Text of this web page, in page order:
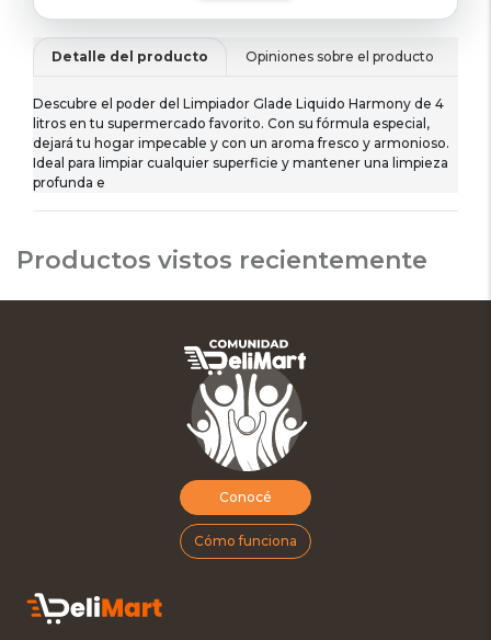
Detalle del producto Opiniones sobre el producto
Descubre el poder del Limpiador Glade Liquido Harmony de 4
litros en tu supermercado favorito. Con su fórmula especial,
dejará tu hogar impecable y con un aroma fresco y armonioso.
Ideal para limpiar cualquier superficie y mantener una limpieza
profunda e
Productos vistos recientemente
Conocé
Cómo funciona